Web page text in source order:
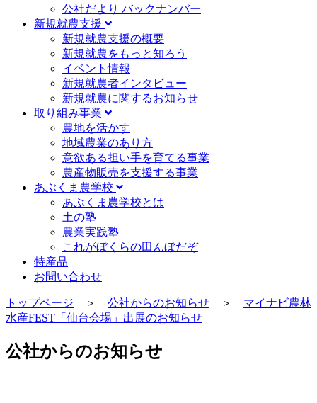
公社だより バックナンバー
新規就農支援
新規就農支援の概要
新規就農をもっと知ろう
イベント情報
新規就農者インタビュー
新規就農に関するお知らせ
取り組み事業
農地を活かす
地域農業のあり方
意欲ある担い手を育てる事業
農産物販売を支援する事業
あぶくま農学校
あぶくま農学校とは
土の塾
農業実践塾
これがぼくらの田んぼだぞ
特産品
お問い合わせ
トップページ ＞ 公社からのお知らせ ＞ マイナビ農林
水産FEST「仙台会場」出展のお知らせ
公社からのお知らせ